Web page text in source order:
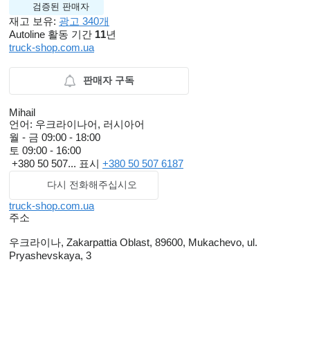
검증된 판매자
재고 보유: 광고 340개
Autoline 활동 기간 11년
truck-shop.com.ua
판매자 구독
Mihail
언어: 우크라이나어, 러시아어
월 - 금 09:00 - 18:00
토 09:00 - 16:00
+380 50 507... 표시 +380 50 507 6187
다시 전화해주십시오
truck-shop.com.ua
주소
우크라이나, Zakarpattia Oblast, 89600, Mukachevo, ul.
Pryashevskaya, 3